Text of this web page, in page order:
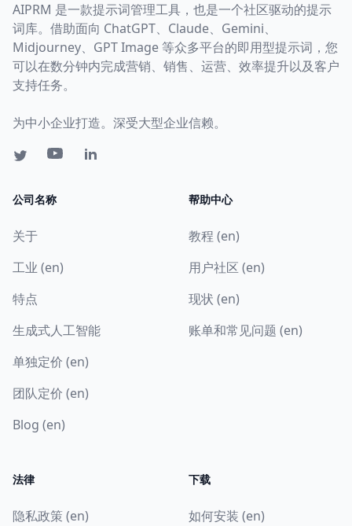
AIPRM 是一款提示词管理工具，也是一个社区驱动的提示
词库。借助面向 ChatGPT、Claude、Gemini、
Midjourney、GPT Image 等众多平台的即用型提示词，您
可以在数分钟内完成营销、销售、运营、效率提升以及客户
支持任务。
为中小企业打造。深受大型企业信赖。
公司名称
关于
工业 (en)
特点
生成式人工智能
单独定价 (en)
团队定价 (en)
Blog (en)
帮助中心
教程 (en)
用户社区 (en)
现状 (en)
账单和常见问题 (en)
法律
隐私政策 (en)
下载
如何安装 (en)